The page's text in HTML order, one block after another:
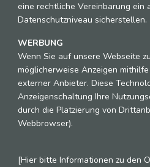
eine rechtliche Vereinbarung ein
Datenschutzniveau sicherstellen.
WERBUNG
Wenn Sie auf unsere Webseite
möglicherweise Anzeigen
externer Anbieter. Diese
Anzeigenschaltung Ihre
durch die Platzierung von
Webbrowser).
[Hier bitte Informationen zu den